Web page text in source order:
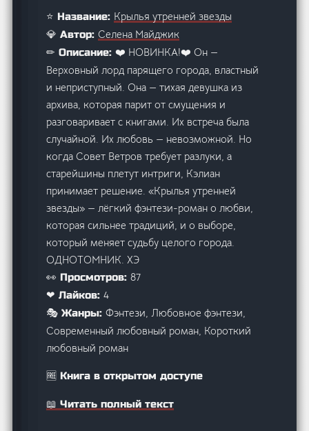
⭐ Название: Крылья утренней звезды
💎 Автор:Селена Майджик
✏ Описание:❤️ НОВИНКА!❤️ Он —
Верховный лорд парящего города, властный
и неприступный. Она — тихая девушка из
архива, которая парит от смущения и
разговаривает с книгами. Их встреча была
случайной. Их любовь — невозможной. Но
когда Совет Ветров требует разлуки, а
старейшины плетут интриги, Кэлиан
принимает решение. «Крылья утренней
звезды» — лёгкий фэнтези-роман о любви,
которая сильнее традиций, и о выборе,
который меняет судьбу целого города.
ОДНОТОМНИК. ХЭ
👀 Просмотров:87
❤ Лайков:4
🎭 Жанры:Фэнтези, Любовное фэнтези,
Современный любовный роман, Короткий
любовный роман
🆓 Книга в открытом доступе
📖 Читать полный текст